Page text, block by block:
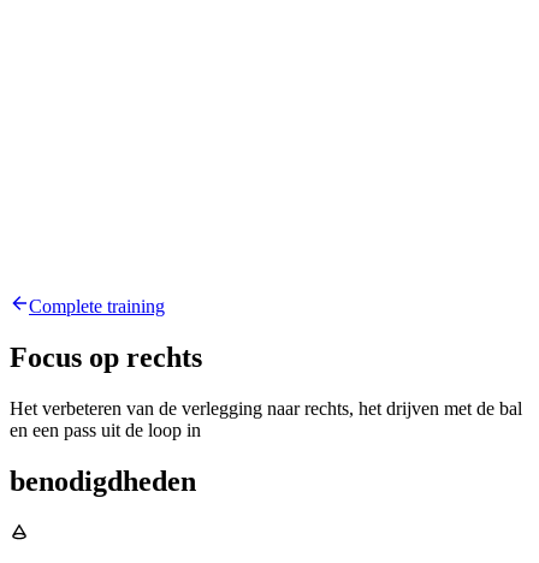
Complete training
Focus op rechts
Het verbeteren van de verlegging naar rechts, het drijven met de bal
en een pass uit de loop in
benodigdheden